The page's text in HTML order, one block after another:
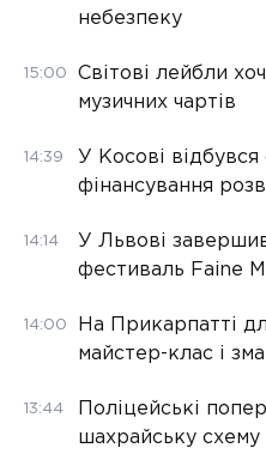
небезпеку
15:00
Світові лейбли
музичних чартів
14:39
У Косові
фінансування
14:14
У Львові
фестиваль Faine
14:00
На Прикарпатті
майстер-клас і
13:44
Поліцейські
шахрайську схему